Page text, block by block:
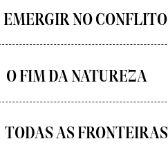
EMERGIR NO CONFLITO
O FIM DA NATUREZA
TODAS AS FRONTEIRAS